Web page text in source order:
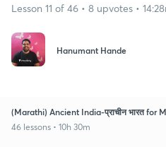
Lesson 11 of 46 • 8 upvotes •
Hanumant Hande
(Marathi) Ancient India-प्राचीन भारत for
46 lessons • 10h 30m